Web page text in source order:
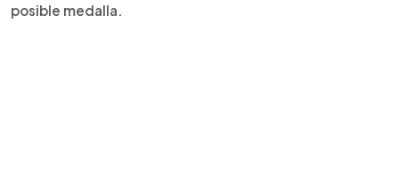
posible medalla.